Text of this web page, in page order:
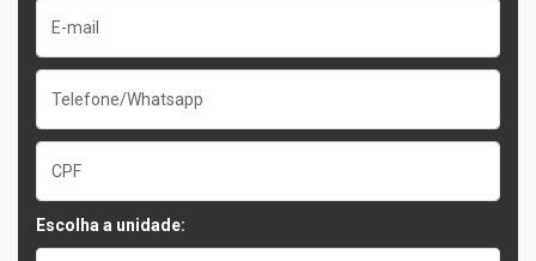
Escolha a unidade: